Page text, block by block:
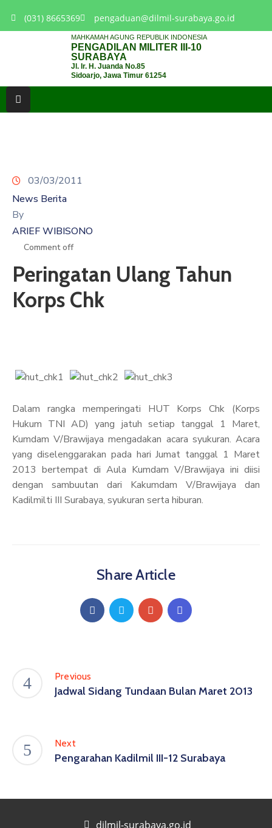
(031) 8665369 pengaduan@dilmil-surabaya.go.id
MAHKAMAH AGUNG REPUBLIK INDONESIA
PENGADILAN MILITER III-10
SURABAYA
Jl. Ir. H. Juanda No.85
Sidoarjo, Jawa Timur 61254
PENGADILAN
PUBLIK
KINERJA
03/03/2011
News Berita
By
ARIEF WIBISONO
Comment off
Peringatan Ulang Tahun
Korps Chk
Dalam rangka memperingati HUT Korps Chk (Korps
Hukum TNI AD) yang jatuh setiap tanggal 1 Maret,
Kumdam V/Brawijaya mengadakan acara syukuran. Acara
yang diselenggarakan pada hari Jumat tanggal 1 Maret
2013 bertempat di Aula Kumdam V/Brawijaya ini diisi
dengan sambuutan dari Kakumdam V/Brawijaya dan
Kadilmilti III Surabaya, syukuran serta hiburan.
Share Article
Previous
Jadwal Sidang Tundaan Bulan Maret 2013
Next
Pengarahan Kadilmil III-12 Surabaya
dilmil-surabaya.go.id